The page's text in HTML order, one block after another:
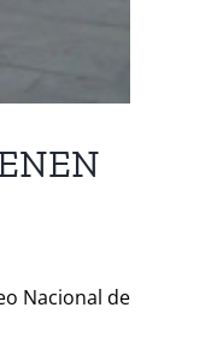
Nacional de